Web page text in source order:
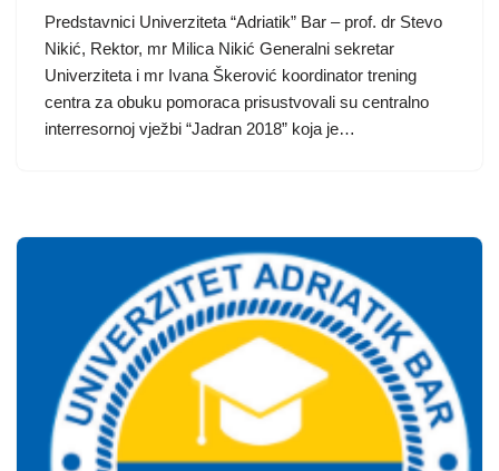
Predstavnici Univerziteta “Adriatik” Bar – prof. dr Stevo
Nikić, Rektor, mr Milica Nikić Generalni sekretar
Univerziteta i mr Ivana Škerović koordinator trening
centra za obuku pomoraca prisustvovali su centralno
interresornoj vježbi “Jadran 2018” koja je…